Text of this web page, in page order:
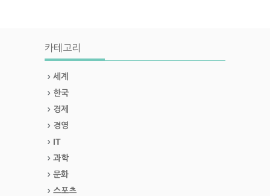
카테고리
세계
한국
경제
경영
IT
과학
문화
스포츠